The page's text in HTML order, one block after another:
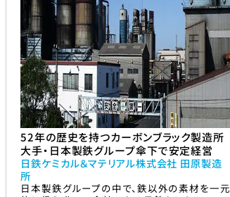
52年の歴史を持つカーボンブラック製造所
大手・日本製鉄グループ傘下で安定経営
日鉄ケミカル＆マテリアル株式会社 田原製造
所
日本製鉄グループの中で、鉄以外の素材を一元